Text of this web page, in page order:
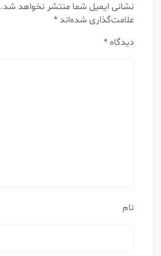
نشانی ایمیل شما منتشر نخواهد شد.
علامت‌گذاری شده‌اند*
دیدگاه *
نام